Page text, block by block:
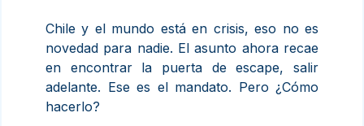
Chile y el mundo está en crisis, eso no es
novedad para nadie. El asunto ahora recae
en encontrar la puerta de escape, salir
adelante. Ese es el mandato. Pero ¿Cómo
hacerlo?